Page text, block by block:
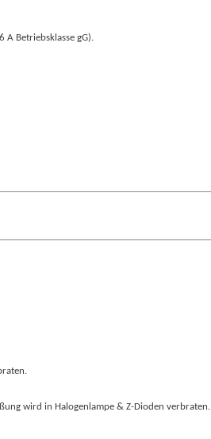
A Betriebsklasse gG).
wird in Halogenlampe & Z-Dioden verbraten.